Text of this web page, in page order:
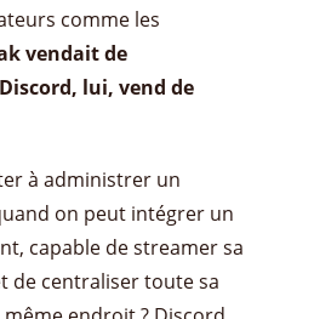
comme les
vendait de
Discord, lui, vend de
à administrer un
on peut intégrer un
capable de streamer sa
de centraliser toute sa